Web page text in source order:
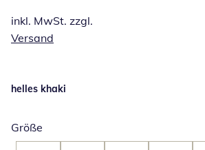
inkl. MwSt. zzgl.
Versand
helles khaki
Größe